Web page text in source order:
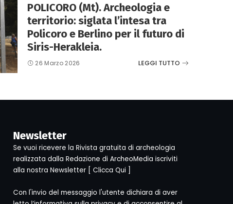
POLICORO (Mt). Archeologia e
territorio: siglata l’intesa tra
Policoro e Berlino per il futuro di
Siris-Herakleia.
26 Marzo 2026 LEGGI TUTTO
Newsletter
Se vuoi ricevere la Rivista gratuita di archeologia
realizzata dalla Redazione di ArcheoMedia iscriviti
alla nostra Newsletter [ Clicca Qui ]
Con l'invio del messaggio l'utente dichiara di aver